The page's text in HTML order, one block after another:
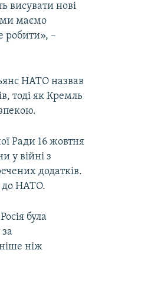
висувати нові
ми маємо
робити», –
НАТО назвав
тоді як Кремль
Ради 16 жовтня
у війні з
додатків.
до НАТО.
була
ніж